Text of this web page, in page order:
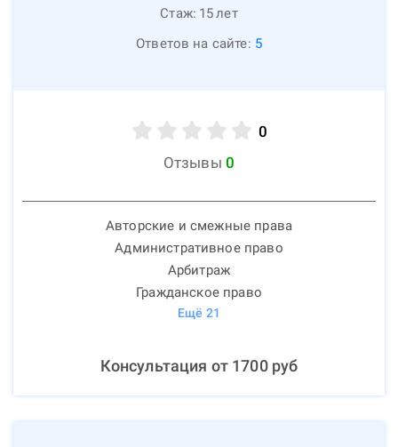
Стаж: 15лет
Ответов на сайте: 5
0
Отзывы 0
Авторские и смежные права
Административное право
Арбитраж
Гражданское право
Ещё 21
Консультация от 1700руб